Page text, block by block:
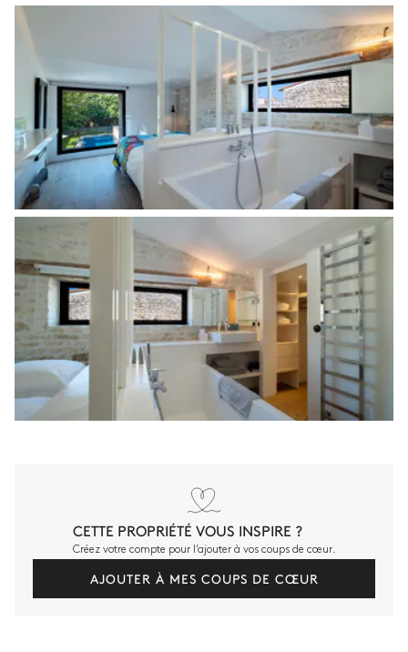
CETTE PROPRIÉTÉ VOUS INSPIRE ?
Créez votre compte pour l’ajouter à vos coups de cœur.
AJOUTER À MES COUPS DE CŒUR